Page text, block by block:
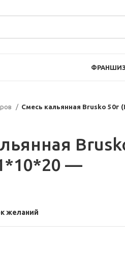
Смесь кальянная Brusko
—
желаний